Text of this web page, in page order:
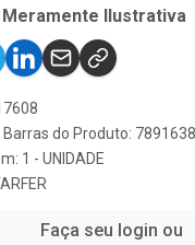
Meramente Ilustrativa
Barras do Produto:
1 - UNIDADE
Faça seu login ou